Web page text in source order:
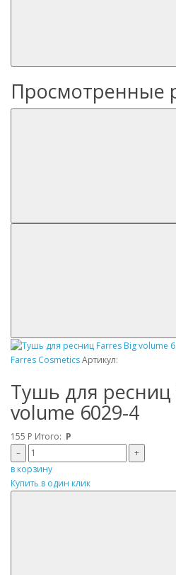
Просмотренные
Farres CosmeticsАртикул:
Тушь для ресниц
volume 6029-4
155 Р Итого: Р
–
+
в корзину
Купить в один клик